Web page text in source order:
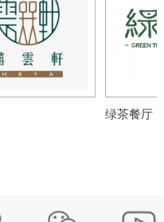
绿茶餐厅